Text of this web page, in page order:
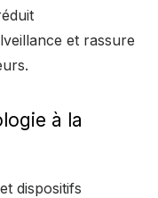
et rassure
à la
et dispositifs